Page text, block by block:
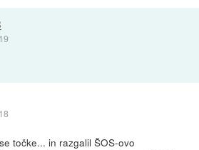
točke... in razgalil ŠOS-ovo